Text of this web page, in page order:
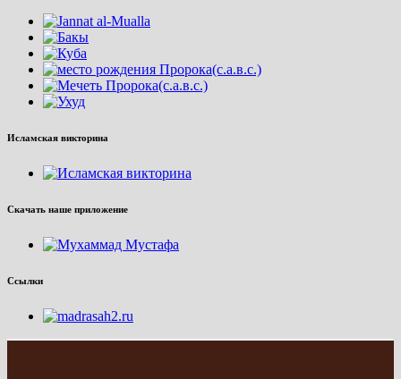
Исламская викторина
Скачать наше приложение
Ссылки